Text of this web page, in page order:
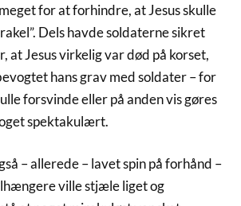
for at forhindre, at Jesus skulle
Dels havde soldaterne sikret
at Jesus virkelig var død på korset,
hans grav med soldater – for
forsvinde eller på anden vis gøres
spektakulært.
– allerede – lavet spin på forhånd –
ville stjæle liget og